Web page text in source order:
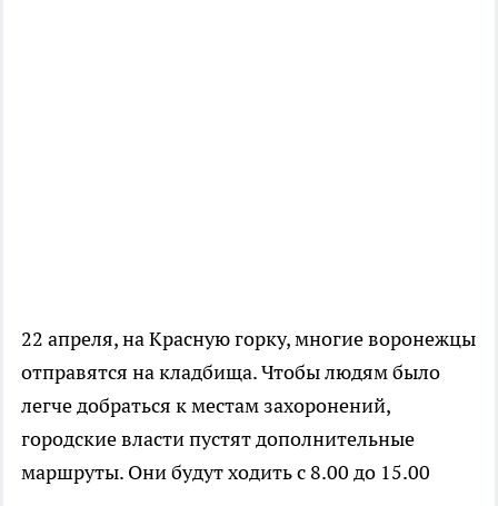
22 апреля, на Красную горку, многие воронежцы
отправятся на кладбища. Чтобы людям было
легче добраться к местам захоронений,
городские власти пустят дополнительные
маршруты. Они будут ходить с 8.00 до 15.00